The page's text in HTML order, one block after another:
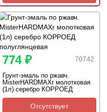
70742
774 ₽
Грунт-эмаль по ржавч.
MisterHARDMAXr молотковая
(1л) серебро КОРРОЕД
полуглянцевая
Отсутствует